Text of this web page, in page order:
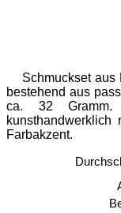
Schmuckset aus
bestehend aus
ca. 32
Farb­akzent.